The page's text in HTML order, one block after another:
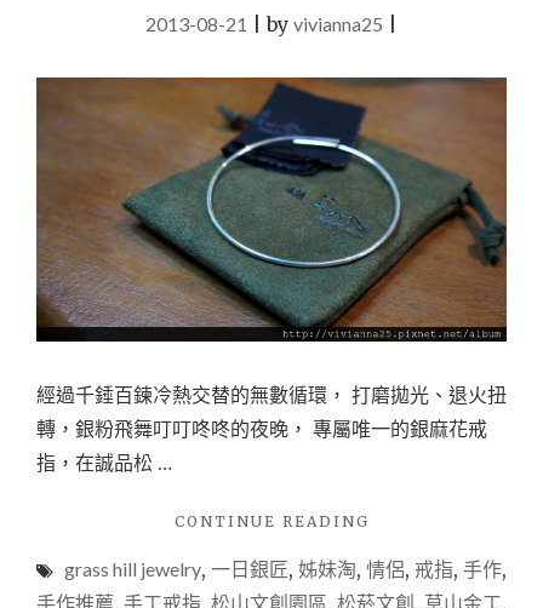
本，
感
心
意
滿
分
簡
單
萬
分，
捨
不
XD"
2013-08-21 |by vivianna25
經過千錘百鍊冷熱交替的無數循環， 打磨拋光、退火扭
轉，銀粉飛舞叮叮咚咚的夜晚， 專屬唯一的銀麻花戒
指，在誠品松 …
CONTINUE READING
推
薦
grass hill jewelry, 一日銀匠, 姊妹淘, 情侶, 戒指, 手作,
手作推薦, 手工戒指, 松山文創園區, 松菸文創 , 草山金工,